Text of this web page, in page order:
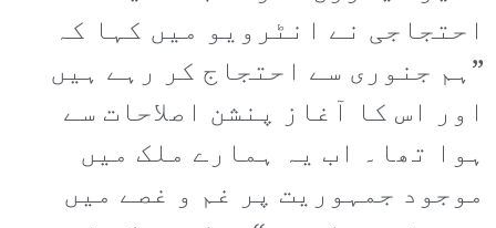
احتجاجی نے انٹرویو میں کہا کہ
”ہم جنوری سے احتجاج کر رہے ہیں
اور اس کا آغاز پنشن اصلاحات سے
ہوا تھا۔ اب یہ ہمارے ملک میں
موجود جمہوریت پر غم و غصے میں